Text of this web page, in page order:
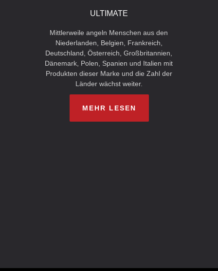
ULTIMATE
Mittlerweile angeln Menschen aus den
Niederlanden, Belgien, Frankreich,
Deutschland, Österreich, Großbritannien,
Dänemark, Polen, Spanien und Italien mit
Produkten dieser Marke und die Zahl der
Länder wächst weiter.
MEHR LESEN